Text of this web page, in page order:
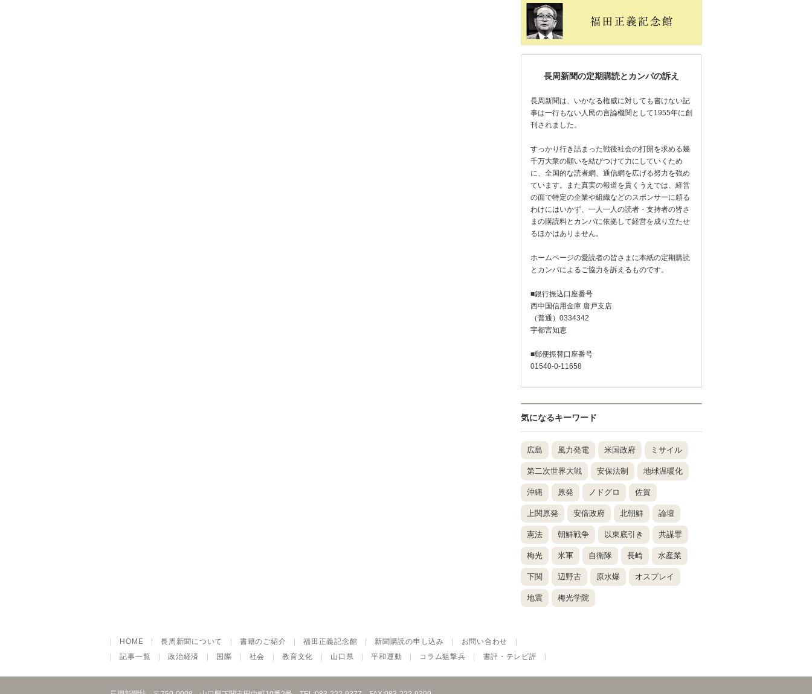
長周新聞の定期購読とカンパの訴え
長周新聞は、いかなる権威に対しても書けない記
事は一行もない人民の言論機関として1955年に創
刊されました。
すっかり行き詰まった戦後社会の打開を求める幾
千万大衆の願いを結びつけて力にしていくため
に、全国的な読者網、通信網を広げる努力を強め
ています。また真実の報道を貫くうえでは、経営
の面で特定の企業や組織などのスポンサーに頼る
わけにはいかず、一人一人の読者・支持者の皆さ
まの購読料とカンパに依拠して経営を成り立たせ
るほかはありません。
ホームページの愛読者の皆さまに本紙の定期購読
とカンパによるご協力を訴えるものです。
■銀行振込口座番号
西中国信用金庫 唐戸支店
（普通）0334342
宇都宮知恵
■郵便振替口座番号
01540-0-11658
気になるキーワード
広島 風力発電 米国政府 ミサイル
第二次世界大戦 安保法制 地球温暖化
沖縄 原発 ノドグロ 佐賀
上関原発 安倍政府 北朝鮮 論壇
憲法 朝鮮戦争 以東底引き 共謀罪
梅光 米軍 自衛隊 長崎 水産業
下関 辺野古 原水爆 オスプレイ
地震 梅光学院
HOME |長周新聞について |書籍のご紹介 |福田正義記念館 新聞購読の申し込み お問い合わせ
|記事一覧 |政治経済 国際 社会 |教育文化 山口県 |平和運動 コラム狙撃兵 書評・テレビ評